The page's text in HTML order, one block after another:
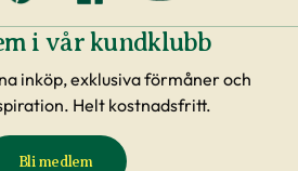
i vår kundklubb
inköp, exklusiva förmåner och
Helt kostnadsfritt.
Bli medlem